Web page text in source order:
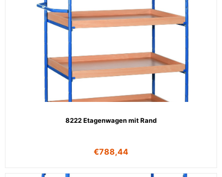
8222 Etagenwagen mit Rand
€788,44